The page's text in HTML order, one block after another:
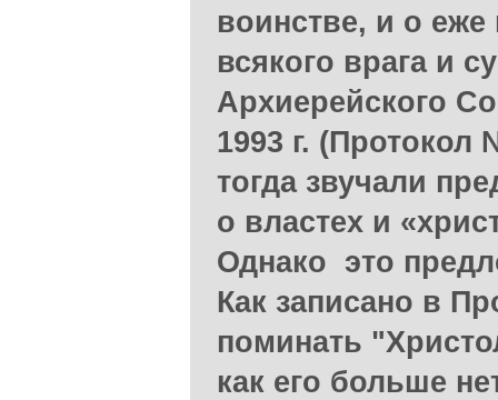
воинстве, и о еже
всякого врага и
Архиерейского
1993 г. (Протокол
тогда звучали
о властех и
Однако это
Как записано в
поминать
как его больше